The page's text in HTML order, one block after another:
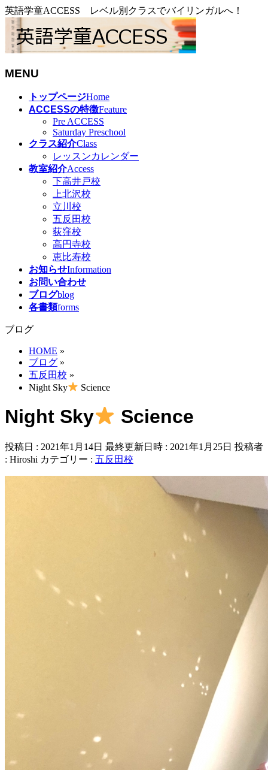
英語学童ACCESS レベル別クラスでバイリンガルへ！
MENU
トップページHome
ACCESSの特徴Feature
Pre ACCESS
Saturday Preschool
クラス紹介Class
レッスンカレンダー
教室紹介Access
下高井戸校
上北沢校
立川校
五反田校
荻窪校
高円寺校
恵比寿校
お知らせInformation
お問い合わせ
ブログblog
各書類forms
ブログ
HOME »
ブログ »
五反田校 »
Night Sky
Science
Night Sky Science
投稿日 : 2021年1月14日 最終更新日時 : 2021年1月25日 投稿者
: Hiroshi カテゴリー : 五反田校